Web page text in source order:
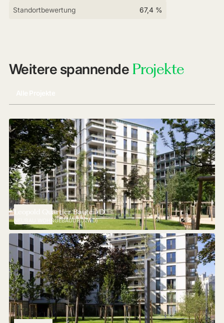
Standortbewertung 67,4 %
Weitere spannende Projekte
Leopold Quartier Bauteil D
NEUBAU WOHNGEBÄUDE (NWO)